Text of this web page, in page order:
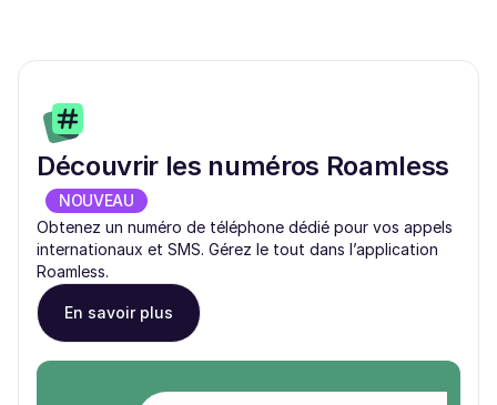
Découvrir les numéros Roamless
NOUVEAU
Obtenez un numéro de téléphone dédié pour vos appels
internationaux et SMS. Gérez le tout dans l’application
Roamless.
En savoir plus